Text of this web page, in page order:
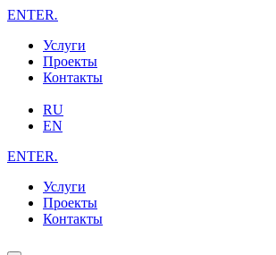
ENTER.
Услуги
Проекты
Контакты
RU
EN
ENTER.
Услуги
Проекты
Контакты